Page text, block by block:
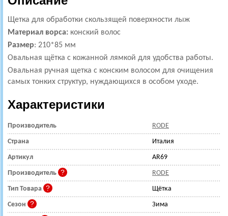
Щетка для обработки скользящей поверхности лыж
Материал ворса: конский волос
Размер: 210*85 мм
Овальная щётка с кожанной лямкой для удобства работы.
Овальная ручная щетка с конским волосом для очищения
самых тонких структур, нуждающихся в особом уходе.
Характеристики
Производитель RODE
Страна Италия
Артикул AR69
Производитель RODE
Тип Товара Щётка
Сезон Зима